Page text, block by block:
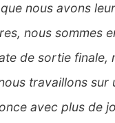
que nous avons
nous sommes
de sortie finale,
travaillons sur
avec plus de